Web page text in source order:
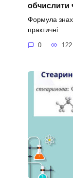
обчислити
Формула
практичні
0 122